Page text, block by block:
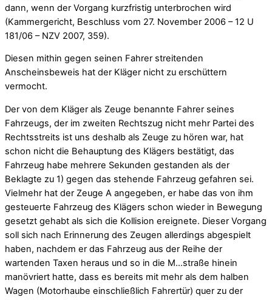
dann, wenn der Vorgang kurzfristig unterbrochen wird
(Kammergericht, Beschluss vom 27. November 2006 – 12 U
181/06 – NZV 2007, 359).
Diesen mithin gegen seinen Fahrer streitenden
Anscheinsbeweis hat der Kläger nicht zu erschüttern
vermocht.
Der von dem Kläger als Zeuge benannte Fahrer seines
Fahrzeugs, der im zweiten Rechtszug nicht mehr Partei des
Rechtsstreits ist uns deshalb als Zeuge zu hören war, hat
schon nicht die Behauptung des Klägers bestätigt, das
Fahrzeug habe mehrere Sekunden gestanden als der
Beklagte zu 1) gegen das stehende Fahrzeug gefahren sei.
Vielmehr hat der Zeuge A angegeben, er habe das von ihm
gesteuerte Fahrzeug des Klägers schon wieder in Bewegung
gesetzt gehabt als sich die Kollision ereignete. Dieser Vorgang
soll sich nach Erinnerung des Zeugen allerdings abgespielt
haben, nachdem er das Fahrzeug aus der Reihe der
wartenden Taxen heraus und so in die M…straße hinein
manövriert hatte, dass es bereits mit mehr als dem halben
Wagen (Motorhaube einschließlich Fahrertür) quer zu der